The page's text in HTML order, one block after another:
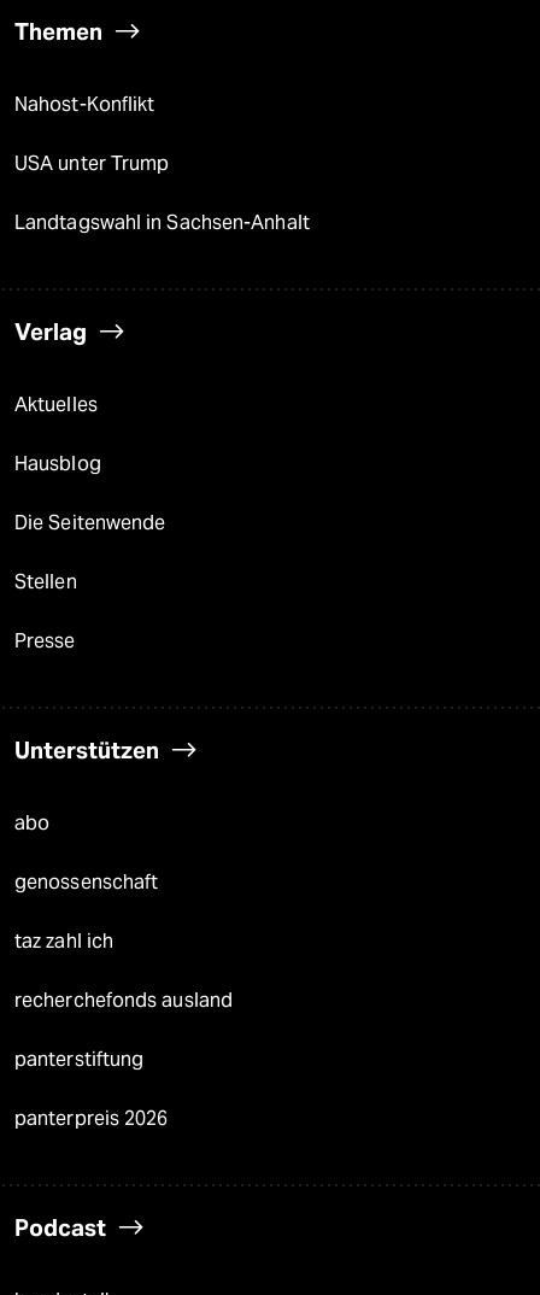
Themen
Nahost-Konflikt
USA unter Trump
Landtagswahl in Sachsen-Anhalt
Verlag
Aktuelles
Hausblog
Die Seitenwende
Stellen
Presse
Unterstützen
abo
genossenschaft
taz zahl ich
recherchefonds ausland
panterstiftung
panterpreis 2026
Podcast